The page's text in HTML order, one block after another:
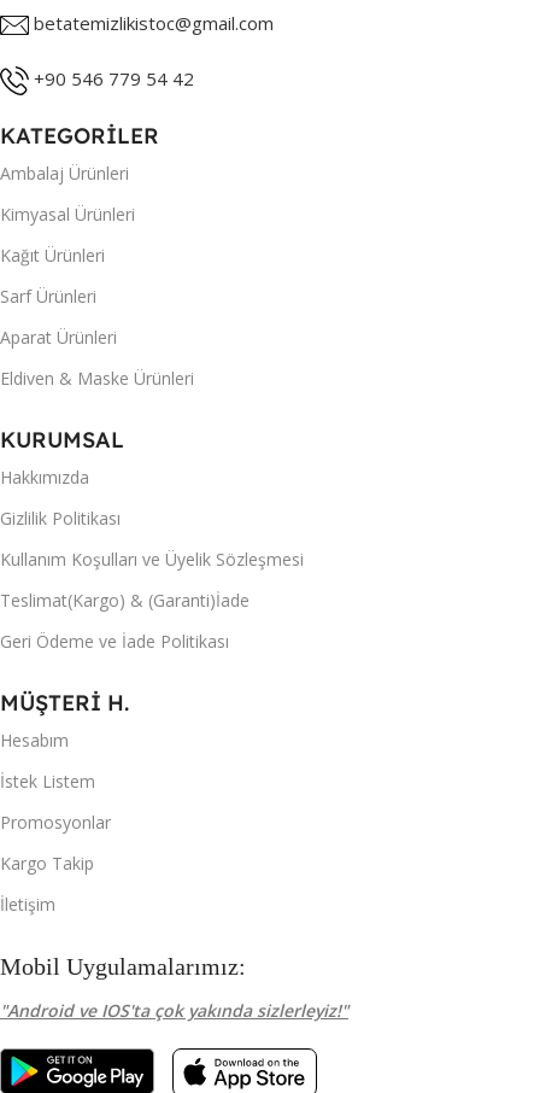
betatemizlikistoc@gmail.com
+90 546 779 54 42
KATEGORİLER
Ambalaj Ürünleri
Kimyasal Ürünleri
Kağıt Ürünleri
Sarf Ürünleri
Aparat Ürünleri
Eldiven & Maske Ürünleri
KURUMSAL
Hakkımızda
Gizlilik Politikası
Kullanım Koşulları ve Üyelik Sözleşmesi
Teslimat(Kargo) & (Garanti)İade
Geri Ödeme ve İade Politikası
MÜŞTERİ H.
Hesabım
İstek Listem
Promosyonlar
Kargo Takip
İletişim
Mobil Uygulamalarımız:
"Android ve IOS'ta çok yakında sizlerleyiz!"